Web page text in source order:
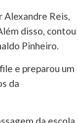
Alexandre Reis,
disso, contou
Pinheiro.
e preparou um
da